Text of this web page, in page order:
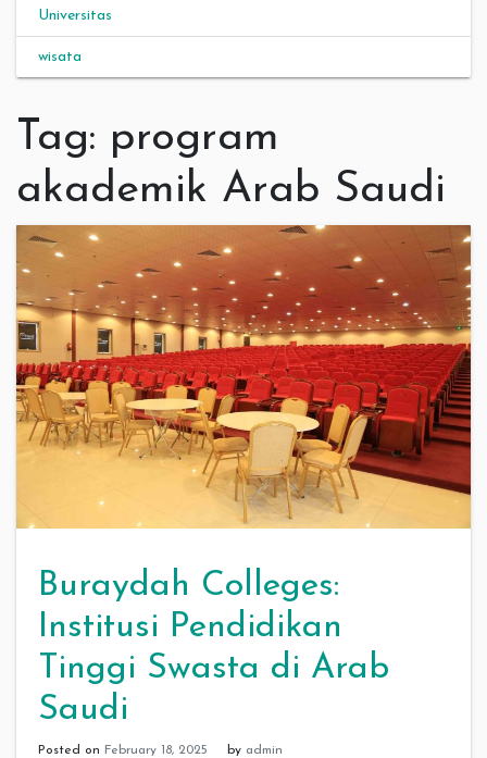
Universitas
wisata
Tag: program
akademik Arab Saudi
Buraydah Colleges:
Institusi Pendidikan
Tinggi Swasta di Arab
Saudi
Posted on February 18, 2025 by admin